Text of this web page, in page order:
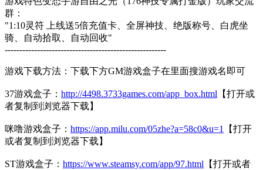
群：
"1:10灵符 上线送5倍充值卡、全屏神技、绝版称号、白虎坐
骑、自动拾取、自动回收"
-------------------------------------------------------
游戏下载方法：下载下方GM游戏盒子在里面搜游戏名即可
37游戏盒子： http://4498.3733games.com/app_box.html 【打开或
者复制到浏览器下载】
咪噜游戏盒子： https://app.milu.com/05zhe?a=58c0&u=1
【打开
或者复制到浏览器下载】
ST游戏盒子： https://www.steamsy.com/app/97.html 【打开或者